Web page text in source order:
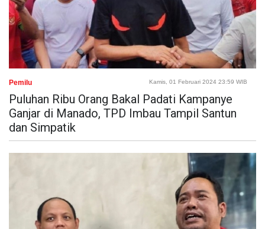
Pemilu Kamis, 01 Februari 2024 23:59 WIB
Puluhan Ribu Orang Bakal Padati Kampanye
Ganjar di Manado, TPD Imbau Tampil Santun
dan Simpatik